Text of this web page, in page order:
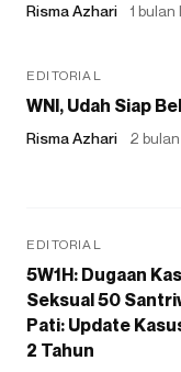
Risma Azhari 1 bulan
EDITORIAL
WNI, Udah Siap
Risma Azhari 2
EDITORIAL
5W1H: Dugaan
Seksual 50
Pati: Update
2 Tahun